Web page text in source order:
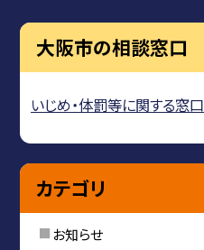
大阪市の相談窓口
いじめ・体罰等に関する窓口
カテゴリ
お知らせ